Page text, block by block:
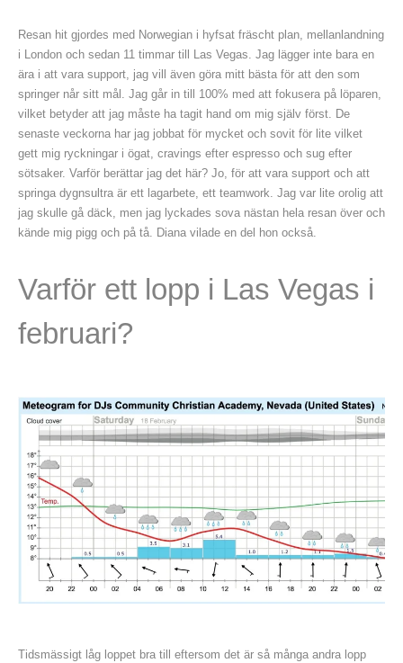
Resan hit gjordes med Norwegian i hyfsat fräscht plan, mellanlandning
i London och sedan 11 timmar till Las Vegas. Jag lägger inte bara en
ära i att vara support, jag vill även göra mitt bästa för att den som
springer når sitt mål. Jag går in till 100% med att fokusera på löparen,
vilket betyder att jag måste ha tagit hand om mig själv först. De
senaste veckorna har jag jobbat för mycket och sovit för lite vilket
gett mig ryckningar i ögat, cravings efter espresso och sug efter
sötsaker. Varför berättar jag det här? Jo, för att vara support och att
springa dygnsultra är ett lagarbete, ett teamwork. Jag var lite orolig att
jag skulle gå däck, men jag lyckades sova nästan hela resan över och
kände mig pigg och på tå. Diana vilade en del hon också.
Varför ett lopp i Las Vegas i
februari?
Tidsmässigt låg loppet bra till eftersom det är så många andra lopp